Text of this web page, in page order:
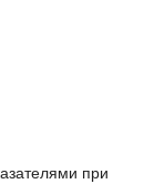
при